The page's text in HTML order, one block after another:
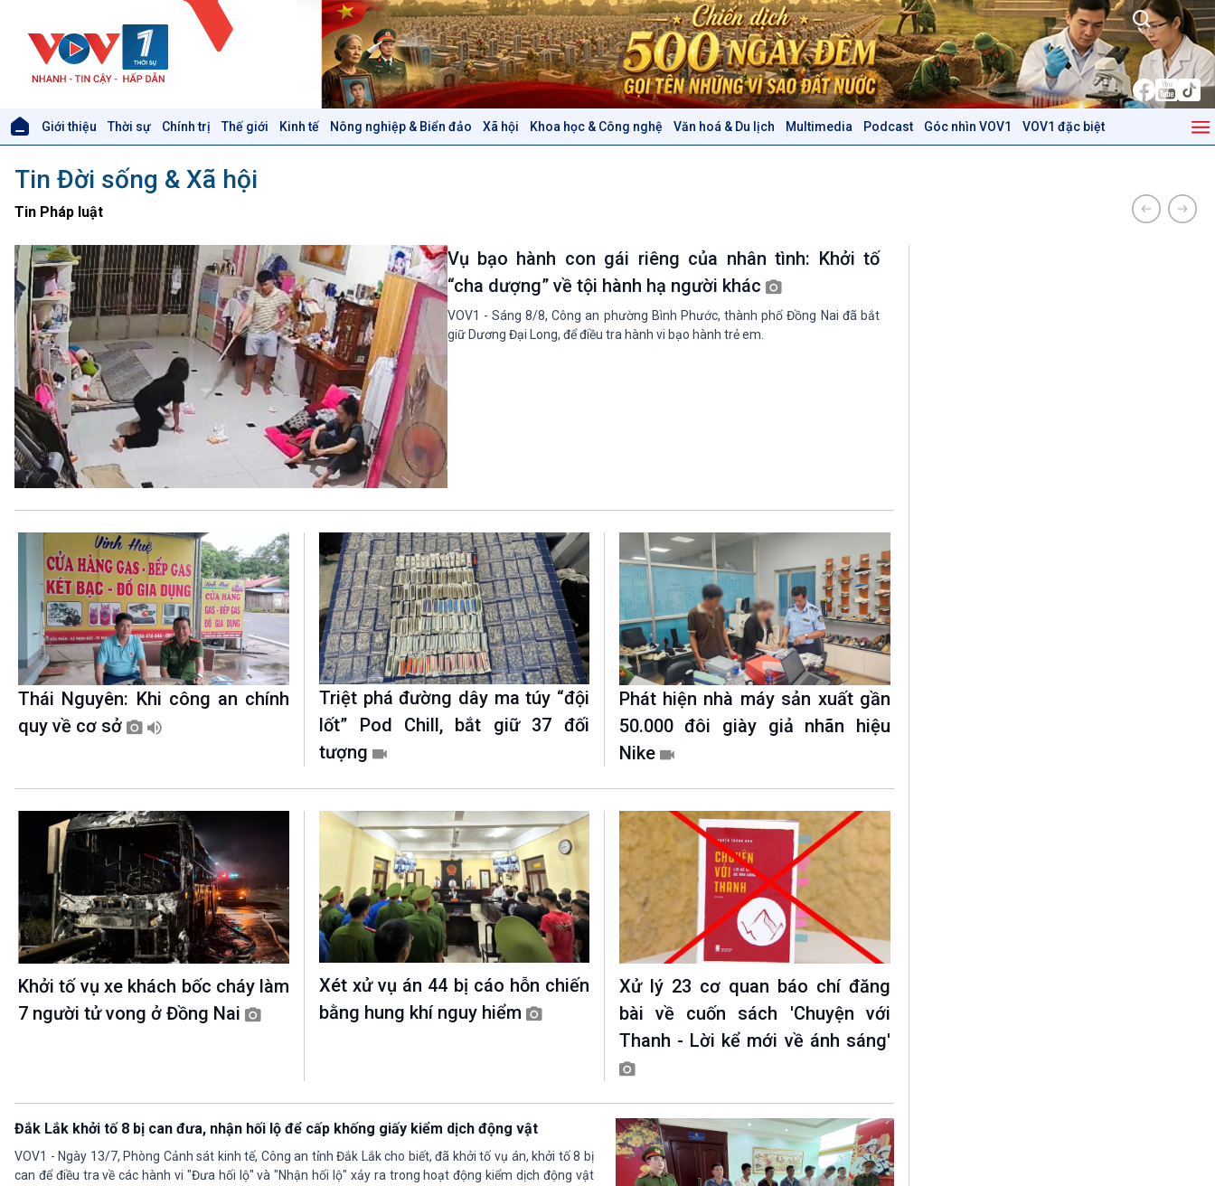
Giới thiệu Thời sự Chính trị Thế giới Kinh tế Nông nghiệp & Biển đảo Xã hội Khoa học & Công nghệ Văn hoá & Du lịch Multimedia Podcast Góc nhìn VOV1 VOV1 đặc biệt
Thời sự 6h
Thời sự 21h30
Bản tin
Chuyên mục
Theo dòng Thời sự
Xây dựng đảng
Đảng trong cuộc sống
Nhận diện sự thật
Pháp luật và đời sống
Biên cương - Một dải vững
bền
Sức sống hàng Việt
Khởi nghiệp
thương mại
Xã hội
Tin Đời sống & Xã hội
360 độ Sức khỏe
Chuyển đổi Xanh
Tài nguyên và Môi trường
Chuyên gia của bạn
Khoa học & Công nghệ
Tin Khoa học & Công nghệ
Kết nối công nghệ
Sống chung với biến đổi
Văn hoá & Du lịch
Tin Văn hoá & Du lịch
Chát với người nổi tiếng
Câu chuyện Thể thao
VOV1 đặc biệt
Thanh âm ký sự
Chân dung cuộc sống
Các chương trình đặc biệt
Tin Đời sống & Xã hội
Tin Pháp luật
Vụ bạo hành con gái riêng của nhân tình: Khởi tố
“cha dượng” về tội hành hạ người khác
VOV1 - Sáng 8/8, Công an phường Bình Phước, thành phố Đồng Nai đã bắt
giữ Dương Đại Long, để điều tra hành vi bạo hành trẻ em.
Thái Nguyên: Khi công an chính
quy về cơ sở
Triệt phá đường dây ma túy “đội
lốt” Pod Chill, bắt giữ 37 đối
tượng
Phát hiện nhà máy sản xuất gần
50.000 đôi giày giả nhãn hiệu
Nike
Khởi tố vụ xe khách bốc cháy làm
7 người tử vong ở Đồng Nai
Xét xử vụ án 44 bị cáo hỗn chiến
bằng hung khí nguy hiểm
Xử lý 23 cơ quan báo chí đăng
bài về cuốn sách 'Chuyện với
Thanh - Lời kể mới về ánh sáng'
Đắk Lắk khởi tố 8 bị can đưa, nhận hối lộ để cấp khống giấy kiểm dịch động vật
VOV1 - Ngày 13/7, Phòng Cảnh sát kinh tế, Công an tỉnh Đắk Lắk cho biết, đã khởi tố vụ án, khởi tố 8 bị
can để điều tra về các hành vi "Đưa hối lộ" và "Nhận hối lộ" xảy ra trong hoạt động kiểm dịch động vật